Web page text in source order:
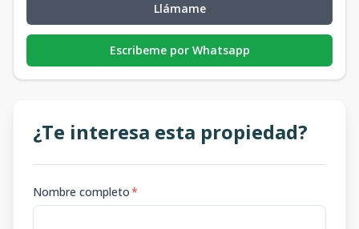
Llámame
Escribeme por Whatsapp
¿Te interesa esta propiedad?
Nombre completo*